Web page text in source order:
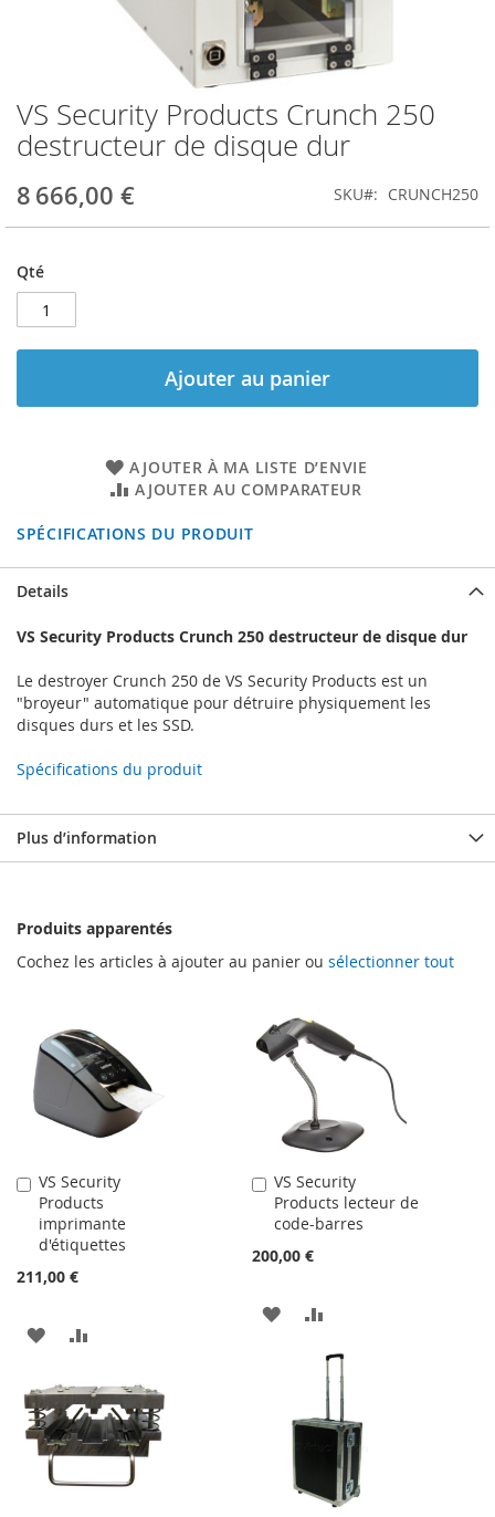
VS Security Products Crunch 250
destructeur de disque dur
8 666,00 € SKU CRUNCH250
Qté
Ajouter au panier
AJOUTER À MA LISTE D’ENVIE
AJOUTER AU COMPARATEUR
SPÉCIFICATIONS DU PRODUIT
Skip
to
the
of
gallery
Details
VS Security Products Crunch 250 destructeur de disque dur
Le destroyer Crunch 250 de VS Security Products est un
"broyeur" automatique pour détruire physiquement les
disques durs et les SSD.
Spécifications du produit
Plus d’information
Produits apparentés
Cochez les articles à ajouter au panier ou sélectionner tout
VS Security
Products
imprimante
d'étiquettes
211,00 €
Ajouter
au
panier
AJOUTER
MA
LISTE
D’ENVIE
COMPARATEUR
VS Security
Products lecteur de
code-barres
200,00 €
Ajouter
au
panier
AJOUTER
LISTE
D’ENVIE
AU
COMPARATEUR